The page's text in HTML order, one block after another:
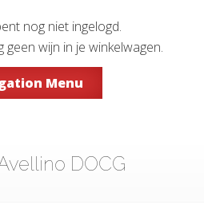
nog niet ingelogd.
geen wijn in je winkelwagen.
Menu
DOCG